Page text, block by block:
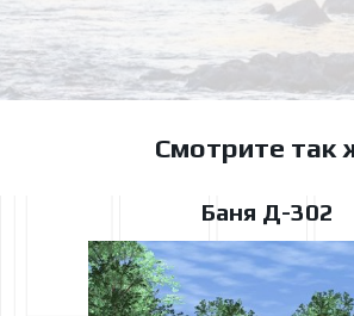
Смотрите так
Баня Д-302